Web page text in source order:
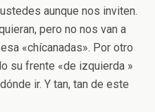
aunque nos inviten.
pero no nos van a
«chícanadas». Por otro
su frente «de izquierda »
ir. Y tan, tan de este